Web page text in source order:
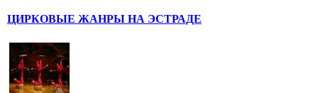
ЦИРКОВЫЕ ЖАНРЫ НА ЭСТРАДЕ